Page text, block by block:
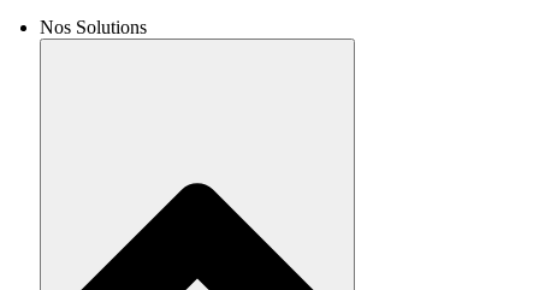
Nos Solutions